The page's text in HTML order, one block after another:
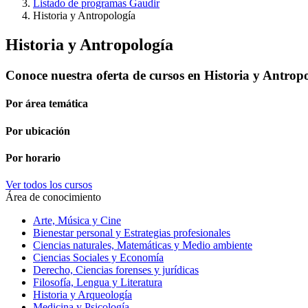
Listado de programas Gaudir
Historia y Antropología
Historia y Antropología
Conoce nuestra oferta de cursos en Historia y
Por área temática
Por ubicación
Por horario
Ver todos los cursos
Área de conocimiento
Arte, Música y Cine
Bienestar personal y Estrategias profesionales
Ciencias naturales, Matemáticas y Medio ambiente
Ciencias Sociales y Economía
Derecho, Ciencias forenses y jurídicas
Filosofía, Lengua y Literatura
Historia y Arqueología